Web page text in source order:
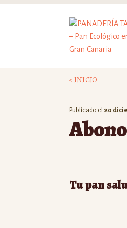
Ir
a
la
Ir
al
contenido
< INICIO
Publicado el 20
Tu pan